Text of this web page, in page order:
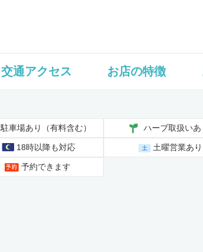
交通アクセス お店の特徴
駐車場あり（有料含む） ハーブ取扱いあ
18時以降も対応 土曜営業あり
予約できます